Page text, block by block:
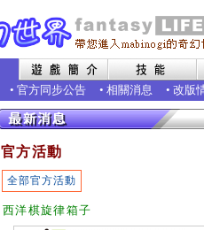
• 官方同步公告 • 相關消息 • 改版
官方活動
全部官方活動
西洋棋旋律箱子